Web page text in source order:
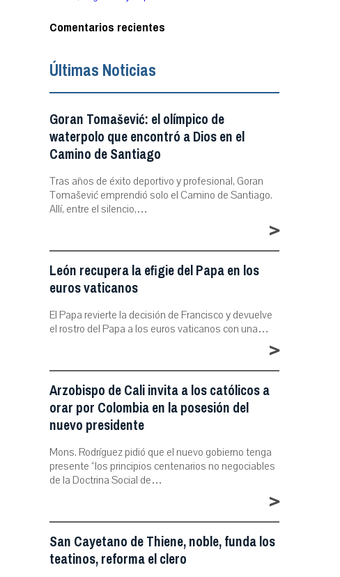
Comentarios recientes
Últimas Noticias
Goran Tomašević: el olímpico de
waterpolo que encontró a Dios en el
Camino de Santiago
Tras años de éxito deportivo y profesional, Goran
Tomašević emprendió solo el Camino de Santiago.
Allí, entre el silencio,…
>
León recupera la efigie del Papa en los
euros vaticanos
El Papa revierte la decisión de Francisco y devuelve
el rostro del Papa a los euros vaticanos con una…
>
Arzobispo de Cali invita a los católicos a
orar por Colombia en la posesión del
nuevo presidente
Mons. Rodríguez pidió que el nuevo gobierno tenga
presente “los principios centenarios no negociables
de la Doctrina Social de…
>
San Cayetano de Thiene, noble, funda los
teatinos, reforma el clero